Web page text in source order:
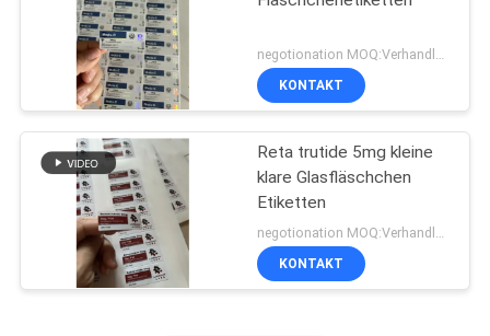
Medizin-Flaschen-
Aufkleber
negotionation MOQ:Verhandlung
KONTAKT
Reta trutide 5mg kleine
klare Glasfläschchen
Etiketten
negotionation MOQ:Verhandlung
KONTAKT